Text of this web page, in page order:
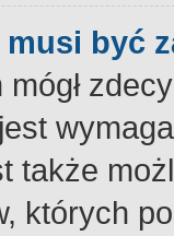
być
także
których